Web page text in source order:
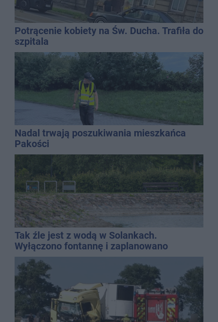
Potrącenie kobiety na Św. Ducha. Trafiła do
szpitala
Nadal trwają poszukiwania mieszkańca
Pakości
Tak źle jest z wodą w Solankach.
Wyłączono fontannę i zaplanowano
dolewkę